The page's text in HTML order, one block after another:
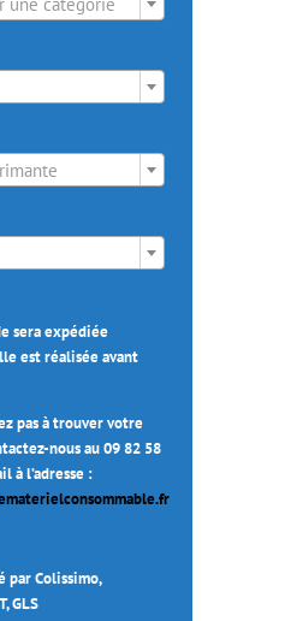
sera expédiée
est réalisée avant
pas à trouver votre
nous au 09 82 58
à l’adresse :
par Colissimo,
GLS